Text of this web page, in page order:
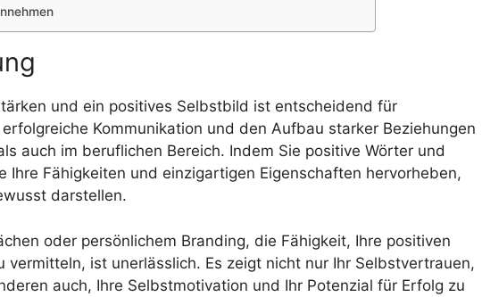
und ein positives Selbstbild ist entscheidend für
Kommunikation und den Aufbau starker Beziehungen
auch im beruflichen Bereich. Indem Sie positive Wörter und
Ihre Fähigkeiten und einzigartigen Eigenschaften hervorheben,
darstellen.
oder persönlichem Branding, die Fähigkeit, Ihre positiven
vermitteln, ist unerlässlich. Es zeigt nicht nur Ihr Selbstvertrauen,
auch, Ihre Selbstmotivation und Ihr Potenzial für Erfolg zu